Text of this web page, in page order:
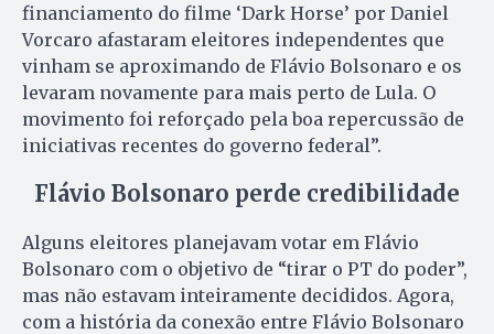
financiamento do filme ‘Dark Horse’ por Daniel
Vorcaro afastaram eleitores independentes que
vinham se aproximando de Flávio Bolsonaro e os
levaram novamente para mais perto de Lula. O
movimento foi reforçado pela boa repercussão de
iniciativas recentes do governo federal”.
Flávio Bolsonaro perde credibilidade
Alguns eleitores planejavam votar em Flávio
Bolsonaro com o objetivo de “tirar o PT do poder”,
mas não estavam inteiramente decididos. Agora,
com a história da conexão entre Flávio Bolsonaro